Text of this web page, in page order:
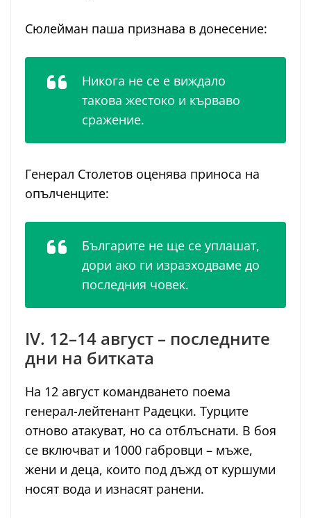
Сюлейман паша признава в донесение:
Никога не се е виждало
такова жестоко и кърваво
сражение.
Генерал Столетов оценява приноса на
опълченците:
Българите не ще се уплашат,
дори ако ги изразходваме до
последния човек.
IV. 12–14 август – последните
дни на битката
На 12 август командването поема
генерал-лейтенант Радецки. Турците
отново атакуват, но са отблъснати. В боя
се включват и 1000 габровци – мъже,
жени и деца, които под дъжд от куршуми
носят вода и изнасят ранени.